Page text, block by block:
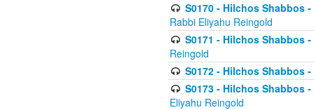
S0170 - Hilchos Shabbos
Rabbi Eliyahu Reingold
S0171 - Hilchos Shabbos
Reingold
S0172 - Hilchos Shabbos
S0173 - Hilchos Shabbos
Eliyahu Reingold